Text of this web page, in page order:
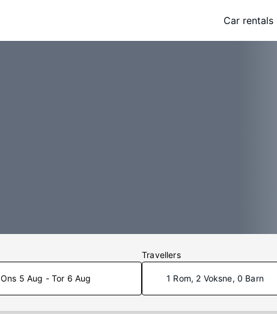
Car rentals
Ons 5 Aug - Tor 6 Aug
Travellers
1 Rom, 2 Voksne, 0 Barn